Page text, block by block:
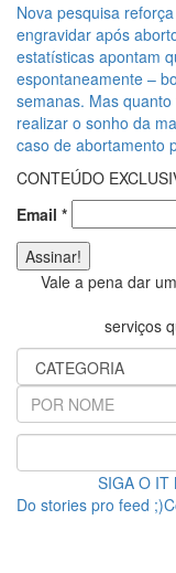
Nova pesquisa
engravidar após
estatísticas apontam
espontaneamente –
semanas. Mas
realizar o sonho da
caso de abortamento
CONTEÚDO
Email *
Vale a pena dar
serviços
SIGA O IT
Do stories pro feed